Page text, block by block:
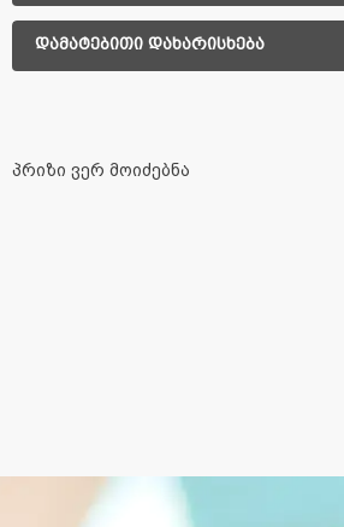
დამატებითი დახარისხება
პრიზი ვერ მოიძებნა